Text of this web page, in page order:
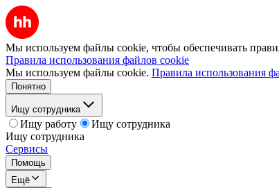
Мы используем файлы cookie, чтобы обеспечивать
Правила использования файлов cookie
Мы используем файлы cookie. Правила использования
Понятно
Ищу сотрудника
Ищу работу
Ищу сотрудника
Ищу сотрудника
Сервисы
Помощь
Ещё